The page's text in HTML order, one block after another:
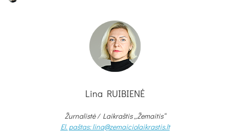
Lina RUIBIENĖ
Žurnalistė / Laikraštis „Žemaitis“
El. paštas: lina@zemaiciolaikrastis.lt